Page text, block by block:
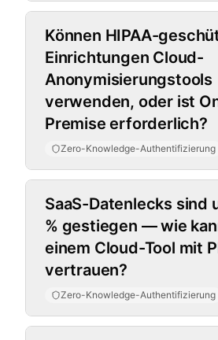
Können HIPAA-
Einrichtungen Cloud-
Anonymisierungstools
verwenden, oder ist
Premise erforderlich?
Zero-Knowledge-Authentifizierung
SaaS-Datenlecks sind
% gestiegen — wie
einem Cloud-Tool mit
vertrauen?
Zero-Knowledge-Authentifizierung